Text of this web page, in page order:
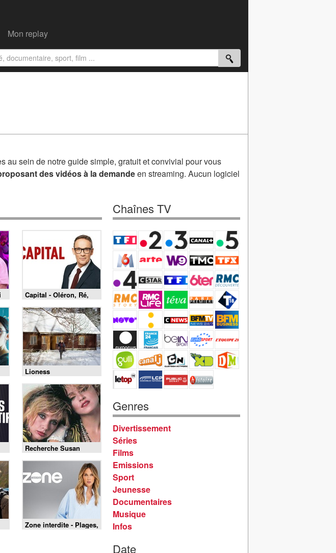
Mon replay
au sein de notre guide simple, gratuit et convivial pour vous
des vidéos à la demandeen streaming. Aucun logiciel
Capital - Oléron, Ré,
Belle-Île : le match des
îles est lancé !
Lioness
Recherche Susan
désespérément
Zone interdite - Plages,
fêtes et traditions : un
Chaînes TV
Genres
Divertissement
Séries
Films
Emissions
Sport
Jeunesse
Documentaires
Musique
Infos
Date